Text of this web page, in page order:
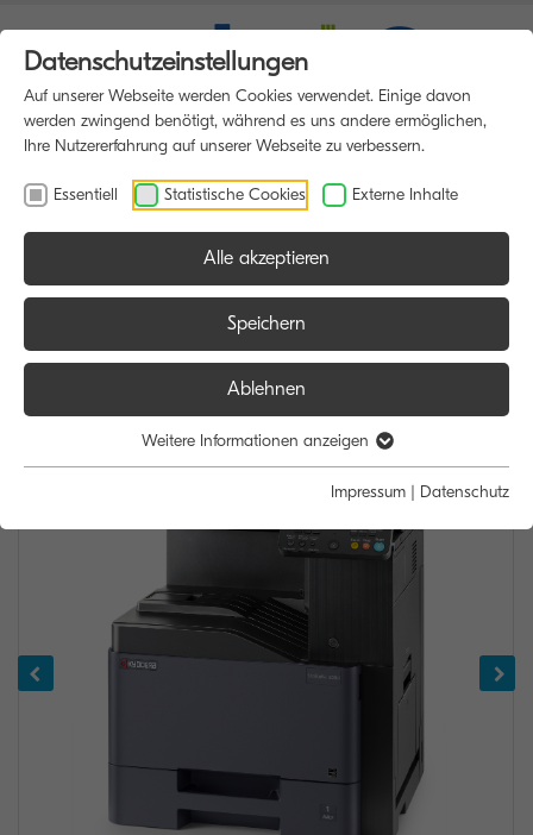
Datenschutzeinstellungen
Auf unserer Webseite werden Cookies verwendet. Einige davon
werden zwingend benötigt, während es uns andere ermöglichen,
Ihre Nutzererfahrung auf unserer Webseite zu verbessern.
Essentiell Statistische Cookies Externe Inhalte
Alle akzeptieren
Speichern
Ablehnen
Weitere Informationen anzeigen
Impressum | Datenschutz